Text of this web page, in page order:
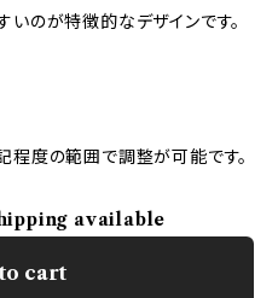
のが特徴的なデザインです。
度の範囲で調整が可能です。
available
cart